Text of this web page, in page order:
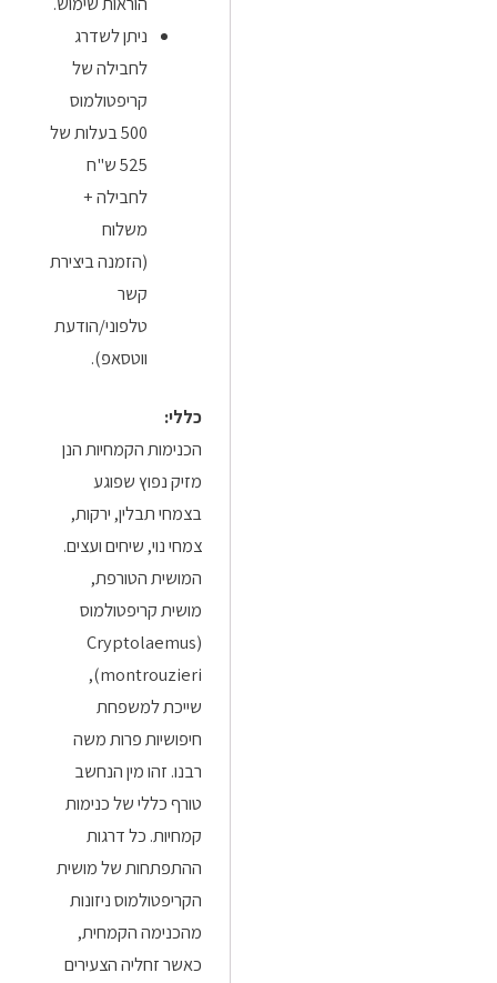
ניתן לשדרג
לחבילה של
קריפטולמוס
500 בעלות של
525 ש"ח
לחבילה +
משלוח
(הזמנה ביצירת
קשר
טלפוני/הודעת
ווטסאפ).
כללי:
הכנימות הקמחיות הנן
מזיק נפוץ שפוגע
בצמחי תבלין, ירקות,
צמחי נוי, שיחים ועצים.
המושית הטורפת,
מושית קריפטולמוס
(Cryptolaemus
montrouzieri),
שייכת למשפחת
חיפושיות פרות משה
רבנו. זהו מין הנחשב
טורף כללי של כנימות
קמחיות. כל דרגות
ההתפתחות של מושית
הקריפטולמוס ניזונות
מהכנימה הקמחית,
כאשר זחליה הצעירים